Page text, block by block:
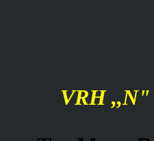
VRH ,,N"